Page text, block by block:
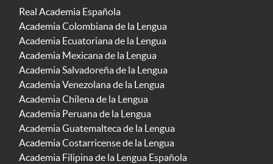
Real Academia Española
Academia Colombiana de la Lengua
Academia Ecuatoriana de la Lengua
Academia Mexicana de la Lengua
Academia Salvadoreña de la Lengua
Academia Venezolana de la Lengua
Academia Chilena de la Lengua
Academia Peruana de la Lengua
Academia Guatemalteca de la Lengua
Academia Costarricense de la Lengua
Academia Filipina de la Lengua Española